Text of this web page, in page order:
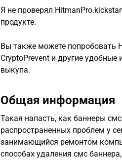
Я не проверял
продукте.
Вы также можете попробовать
CryptoPrevent и другие
выкупа.
Общая информация
Такая напасть, как баннеры
распространенных проблем у
занимающийся ремонтом
способах удаления смс